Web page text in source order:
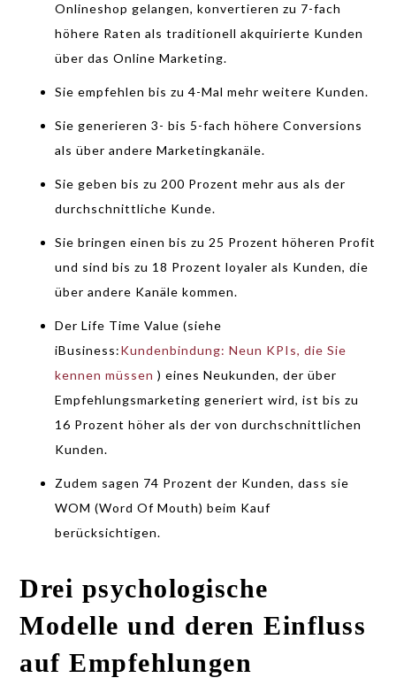
Onlineshop gelangen, konvertieren zu 7-fach
höhere Raten als traditionell akquirierte Kunden
über das Online Marketing.
Sie empfehlen bis zu 4-Mal mehr weitere Kunden.
Sie generieren 3- bis 5-fach höhere Conversions
als über andere Marketingkanäle.
Sie geben bis zu 200 Prozent mehr aus als der
durchschnittliche Kunde.
Sie bringen einen bis zu 25 Prozent höheren Profit
und sind bis zu 18 Prozent loyaler als Kunden, die
über andere Kanäle kommen.
Der Life Time Value (siehe
iBusiness:Kundenbindung: Neun KPIs, die Sie
kennen müssen ) eines Neukunden, der über
Empfehlungsmarketing generiert wird, ist bis zu
16 Prozent höher als der von durchschnittlichen
Kunden.
Zudem sagen 74 Prozent der Kunden, dass sie
WOM (Word Of Mouth) beim Kauf
berücksichtigen.
Drei psychologische
Modelle und deren Einfluss
auf Empfehlungen